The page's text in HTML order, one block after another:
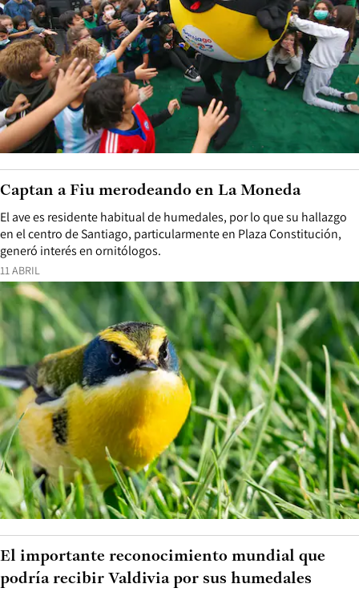
11 ABRIL
El ave es residente habitual de humedales, por lo que su hallazgo
en el centro de Santiago, particularmente en Plaza Constitución,
generó interés en ornitólogos.
Captan a Fiu merodeando en La Moneda
El importante reconocimiento mundial que
podría recibir Valdivia por sus humedales